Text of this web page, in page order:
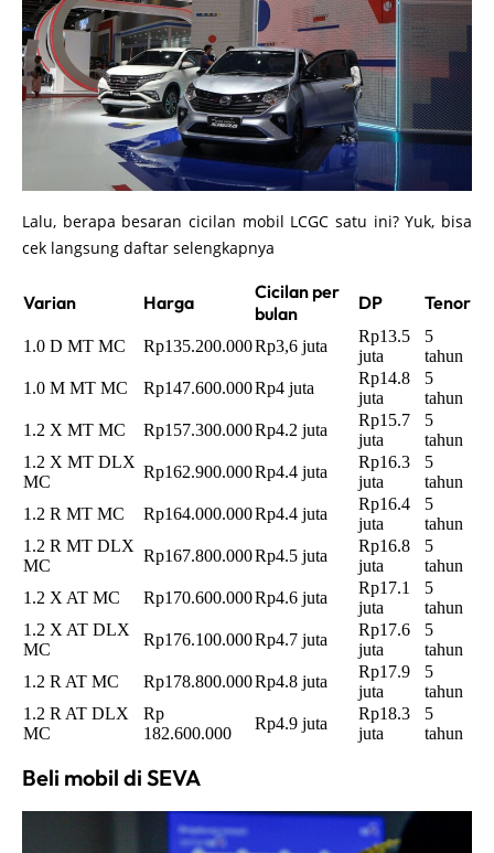
Lalu, berapa besaran cicilan mobil LCGC satu ini? Yuk, bisa
cek langsung daftar selengkapnya
Varian Harga
Cicilan per
bulan
DP Tenor
1.0 D MT MC Rp135.200.000Rp3,6 juta
Rp13.5
juta
5
tahun
1.0 M MT MC
Rp147.600.000Rp4 juta
Rp14.8
juta
5
tahun
1.2 X MT MC
Rp157.300.000Rp4.2 juta
Rp15.7
juta
5
tahun
1.2 X MT DLX
MC
Rp162.900.000Rp4.4 juta
Rp16.3
juta
5
tahun
1.2 R MT MC
Rp164.000.000Rp4.4 juta
Rp16.4
juta
5
tahun
1.2 R MT DLX
MC
Rp167.800.000Rp4.5 juta
Rp16.8
juta
5
tahun
1.2 X AT MC
Rp170.600.000Rp4.6 juta
Rp17.1
juta
5
tahun
1.2 X AT DLX
MC
Rp176.100.000Rp4.7 juta
Rp17.6
juta
5
tahun
1.2 R AT MC
Rp178.800.000Rp4.8 juta
Rp17.9
juta
5
tahun
1.2 R AT DLX
MC
Rp
182.600.000
Rp4.9 juta
Rp18.3
juta
5
tahun
Beli mobil di SEVA